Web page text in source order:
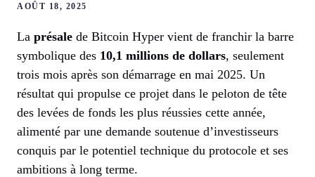
AOÛT 18, 2025
La présale de Bitcoin Hyper vient de franchir la barre
symbolique des 10,1 millions de dollars, seulement
trois mois après son démarrage en mai 2025. Un
résultat qui propulse ce projet dans le peloton de tête
des levées de fonds les plus réussies cette année,
alimenté par une demande soutenue d’investisseurs
conquis par le potentiel technique du protocole et ses
ambitions à long terme.